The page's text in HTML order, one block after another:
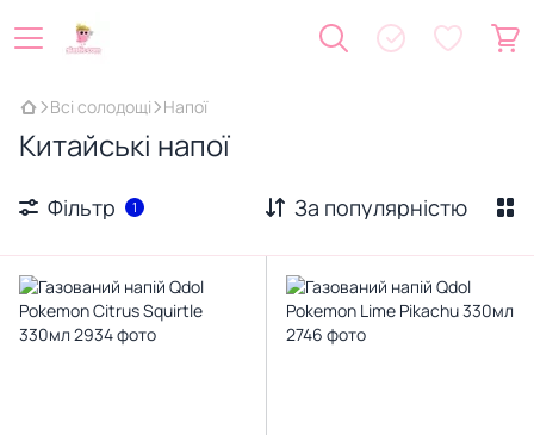
Всі солодощі Напої
Китайські напої
Фільтр 1 За популярністю